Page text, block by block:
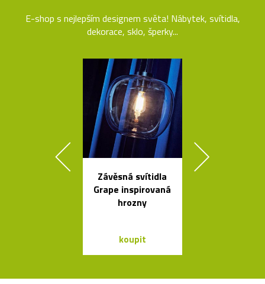
E-shop s nejlepším designem světa! Nábytek, svítidla,
dekorace, sklo, šperky...
Závěsná svítidla
Grape inspirovaná
hrozny
koupit